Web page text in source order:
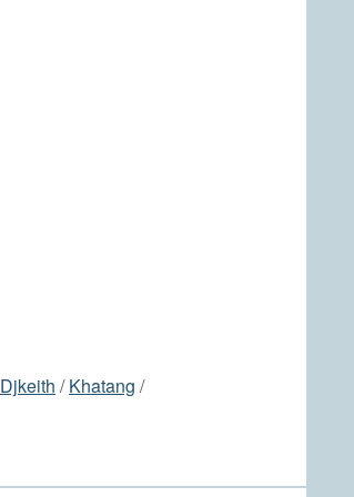
Djkeith /Khatang /